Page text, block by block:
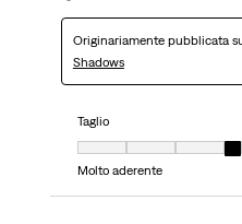
Originariamente pubblicata
Shadows
Taglio
Taglio, 4 su 7, dove 1 è
Molto aderente